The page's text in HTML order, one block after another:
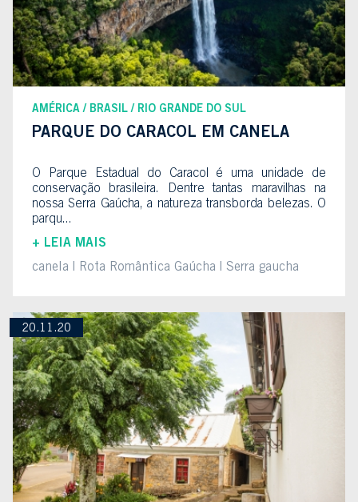
AMÉRICA BRASIL RIO GRANDE DO SUL
PARQUE DO CARACOL EM CANELA
O Parque Estadual do Caracol é uma unidade de
conservação brasileira. Dentre tantas maravilhas na
nossa Serra Gaúcha, a natureza transborda belezas. O
parqu...
+ LEIA MAIS
canela
Rota Romântica Gaúcha Serra gaucha
20.11.20